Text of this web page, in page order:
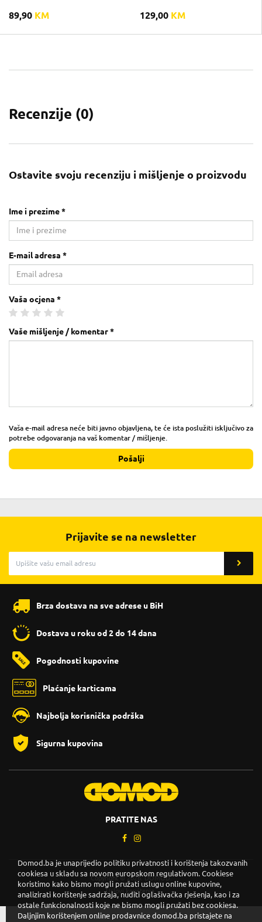
89,90 KM 129,00 KM
Recenzije (0)
Ostavite svoju recenziju i mišljenje o proizvodu
Ime i prezime *
E-mail adresa *
Vaša ocjena *
Vaše mišljenje / komentar *
Vaša e-mail adresa neće biti javno objavljena, te će ista poslužiti isključivo za
potrebe odgovaranja na vaš komentar / mišljenje.
Pošalji
Prijavite se na newsletter
Brza dostava na sve adrese u BiH
Dostava u roku od 2 do 14 dana
Pogodnosti kupovine
Plaćanje karticama
Najbolja korisnička podrška
Sigurna kupovina
PRATITE NAS
Copyright © 2026. DOMOD.
Uslovi korištenja .
Domod.ba je unaprijedio politiku privatnosti i korištenja takozvanih
cookiesa u skladu sa novom europskom regulativom. Cookiese
koristimo kako bismo mogli pružati uslugu online kupovine,
analizirati korištenje sadržaja, nuditi oglašivačka rješenja, kao i za
ostale funkcionalnosti koje ne bismo mogli pružati bez cookiesa.
Daljnjim korištenjem online prodavnice domod.ba pristajete na